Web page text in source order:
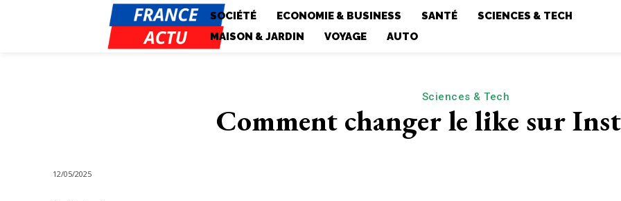
SOCIÉTÉ ECONOMIE & BUSINESS SANTÉ
SCIENCES & TECH
MAISON & JARDIN
VOYAGE AUTO
Sciences & Tech
Comment changer le like sur
12/05/2025